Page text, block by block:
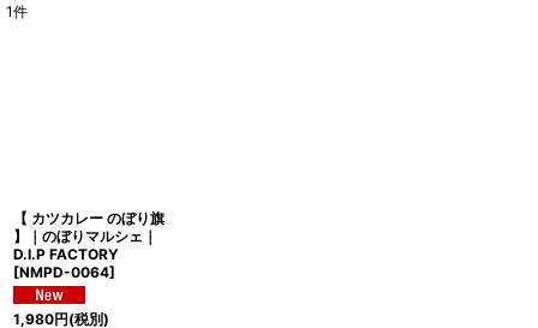
1件
【 カツカレー のぼり旗
】｜のぼりマルシェ｜
D.I.P FACTORY
[NMPD-0064]
1,980円(税別)